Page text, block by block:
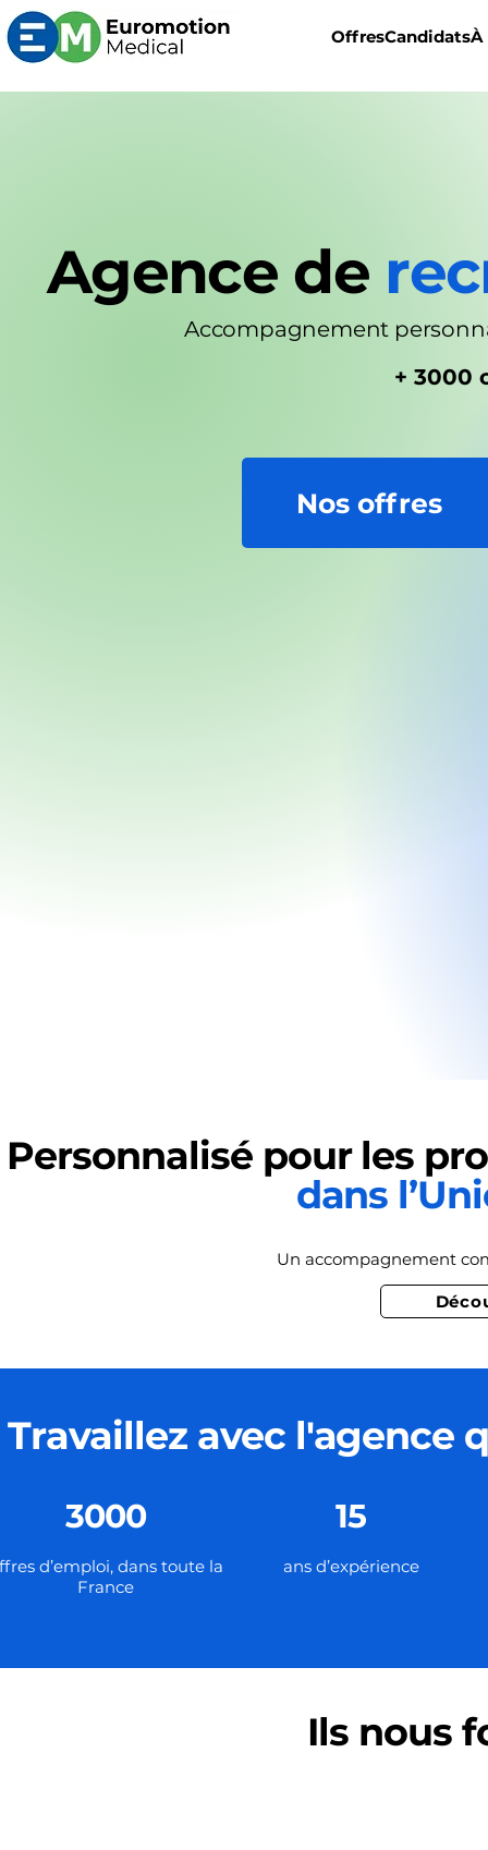
OffresCandidatsÀ
Agence de
Accompagnement
+ 3000
Nos offres
Personnalisé pour les
dans
Un accompagnement
Travaillez avec l'agence
3000
d’emploi, dans toute la
France
15
ans d’expérience
Ils nous